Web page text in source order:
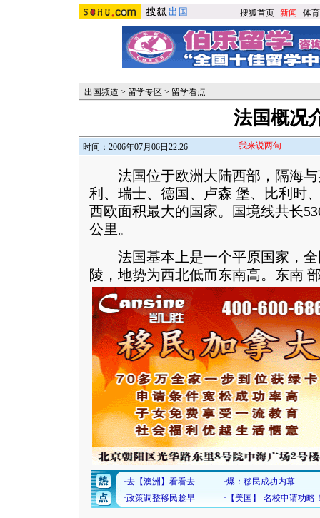
搜狐首页-新闻 -体育
出国频道 > 留学专区 > 留学看点
法国概况
时间：2006年07月06日22:26 我来说两句
法国位于欧洲大陆西部，隔海与
利、瑞士、德国、卢森 堡、比利时
西欧面积最大的国家。国境线共长
公里。
法国基本上是一个平原国家，全
陵，地势为西北低而东南高。 东南